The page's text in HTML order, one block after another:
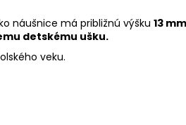
náušnice má približnú výšku 13 mm
detskému ušku.
veku.